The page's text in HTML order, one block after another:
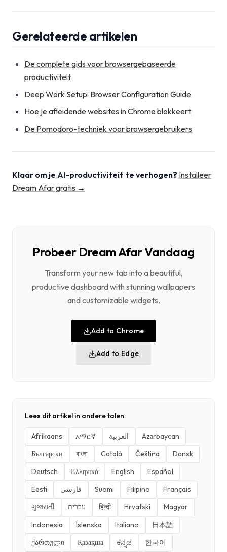
Gerelateerde artikelen
De complete gids voor browsergebaseerde
productiviteit
Deep Work Setup: Browser Configuration Guide
Hoe je afleidende websites in Chrome blokkeert
De Pomodoro-techniek voor browsergebruikers
Klaar om je AI-productiviteit te verhogen? Installeer
Dream Afar gratis →
Probeer Dream Afar Vandaag
Transform your new tab into a beautiful,
productive dashboard with stunning wallpapers
and customizable widgets.
Add to Chrome
Add to Edge
Lees dit artikel in andere talen:
Afrikaans አማርኛ العربية
Azərbaycan
Български
বাংলা Català Čeština
Dansk
Deutsch
Ελληνικά English
Español
Eesti
فارسی Suomi Filipino
Français
ગુજરાતી
עברית हिन्दी Hrvatski
Magyar
Indonesia
Íslenska Italiano
日本語
ქართული
Қазақша ಕನ್ನಡ 한국어